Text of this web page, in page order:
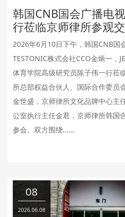
韩国CNB国会广播电
行莅临京师律所参观
2026年6月10日下午，韩国CNB国
TESTONIC株式会社CCO金炳一，
体育学院高级研究员陈子伟一行莅
所总部权益合伙人、国际合作委员
金世盛，京师律所文化品牌中心主
公室执行主任金君，京师律所韩国
参会。双方围绕......
08
2026.06.08